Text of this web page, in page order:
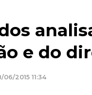
e do
2015 11:34